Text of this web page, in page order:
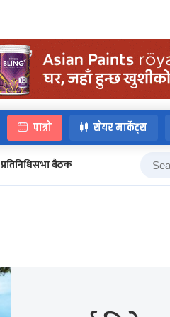
पात्रो सेयर मार्केट्स
प्रतिनिधिसभा बैठक